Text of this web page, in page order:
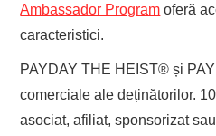
Ambassador Program oferă
caracteristici.
PAYDAY THE HEIST® și
comerciale ale deținătorilor.
asociat, afiliat, sponsorizat